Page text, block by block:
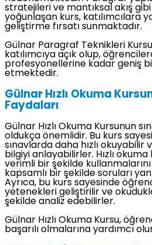
stratejileri ve mantıksal akış
yoğunlaşan kurs, katılımcılara
geliştirme fırsatı sunmaktadır.
Gülnar Paragraf Teknikleri
katılımcıya açık olup,
profesyonellerine kadar geniş
etmektedir.
Gülnar Hızlı Okuma
Faydaları
Gülnar Hızlı Okuma Kursunun
oldukça önemlidir. Bu kurs
sınavlarda daha hızlı
bilgiyi anlayabilirler. Hızlı okuma
verimli bir şekilde
kapsamlı bir şekilde soruları
Ayrıca, bu kurs sayesinde
yetenekleri geliştirilir ve
şekilde analiz edebilirler.
Gülnar Hızlı Okuma Kursu,
başarılı olmalarına yardımcı